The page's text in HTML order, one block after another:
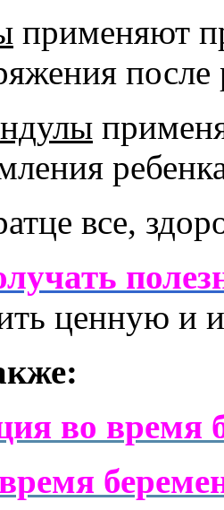
применяют
после
все,
ценную и
во время